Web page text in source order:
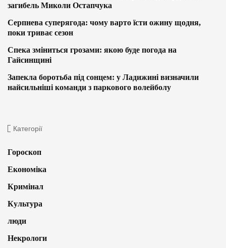
загибель Миколи Остапчука
Серпнева суперягода: чому варто їсти ожину щодня,
поки триває сезон
Спека зміниться грозами: якою буде погода на
Гайсинщині
Запекла боротьба під сонцем: у Ладижині визначили
найсильніші команди з паркового волейболу
Категорії
Гороскоп
Економіка
Кримінал
Культура
люди
Некрологи